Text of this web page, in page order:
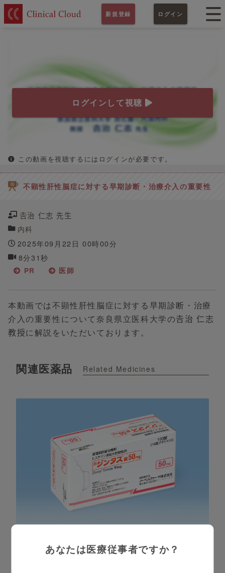
新規登録 ログイン
ログインして視聴
この動画を視聴するにはログインが必要です。
不顕性肝性脳症に対する早期診断・治療介入の重要性
𠮷治 仁志 先生
内科
2025年09月22日 00時00分
8分31秒
PR 医師
本動画では不顕性肝性脳症に対する早期診断・治療
介入の重要性について奈良県立医科大学の𠮷治 仁志
教授に解説をいただいております。
関連医薬品 Related Medicines
ジンタスあなたは医療従事者ですか？